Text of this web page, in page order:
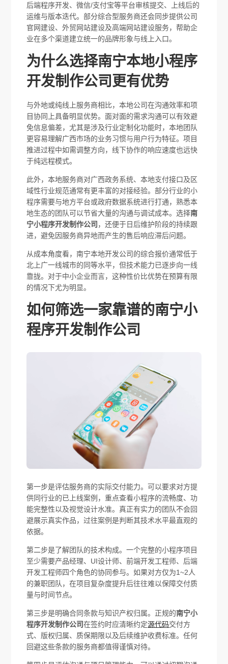
后端程序开发、微信/支付宝等平台审核提交、上线后的
运维与版本迭代。部分综合型服务商还会同步提供公司
官网建设、外贸网站建设及高端网站建设服务，帮助企
业在多个渠道建立统一的品牌形象与线上入口。
为什么选择南宁本地小程序
开发制作公司更有优势
与外地或纯线上服务商相比，本地公司在沟通效率和项
目协同上具备明显优势。面对面的需求沟通可以有效避
免信息偏差，尤其是涉及行业定制化功能时，本地团队
更容易理解广西市场的业务习惯与用户行为特征。项目
推进过程中如需调整方向，线下协作的响应速度也远快
于纯远程模式。
此外，本地服务商对广西政务系统、本地支付接口及区
域性行业规范通常有更丰富的对接经验。部分行业的小
程序需要与地方平台或政府数据系统进行打通，熟悉本
地生态的团队可以节省大量的沟通与调试成本。选择南
宁小程序开发制作公司 ，还便于日后维护阶段的持续跟
进，避免因服务商异地而产生的售后响应滞后问题。
从成本角度看，南宁本地开发公司的综合报价通常低于
北上广一线城市的同等水平，但技术能力已逐步向一线
靠拢。对于中小企业而言，这种性价比优势在预算有限
的情况下尤为明显。
如何筛选一家靠谱的南宁小
程序开发制作公司
第一步是评估服务商的实际交付能力。可以要求对方提
供同行业的已上线案例，重点查看小程序的流畅度、功
能完整性以及视觉设计水准。真正有实力的团队不会回
避展示真实作品，过往案例是判断其技术水平最直观的
依据。
第二步是了解团队的技术构成。一个完整的小程序项目
至少需要产品经理、UI设计师、前端开发工程师、后端
开发工程师四个角色的协同参与。如果对方仅为1~2人
的兼职团队，在项目复杂度提升后往往难以保障交付质
量与时间节点。
第三步是明确合同条款与知识产权归属。正规的南宁小
程序开发制作公司在签约时应清晰约定源代码交付方
式、版权归属、质保期限以及后续维护收费标准。任何
回避这些条款的服务商都值得谨慎对待。